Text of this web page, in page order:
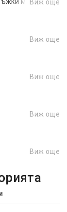
Виж още
Виж още
Виж още
Виж още
Виж още